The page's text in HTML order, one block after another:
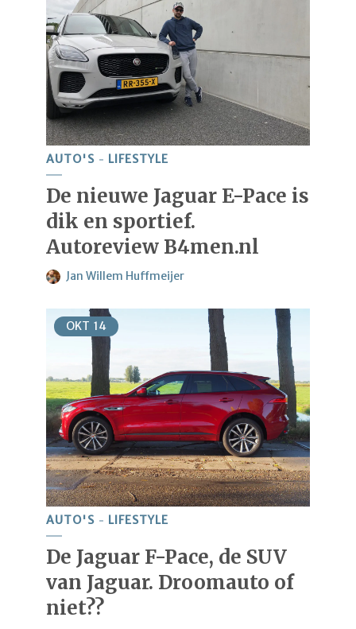
AUTO'S LIFESTYLE
De nieuwe Jaguar E-Pace is
dik en sportief.
Autoreview B4men.nl
Jan Willem Huffmeijer
OKT 14
AUTO'S LIFESTYLE
De Jaguar F-Pace, de SUV
van Jaguar. Droomauto of
niet??